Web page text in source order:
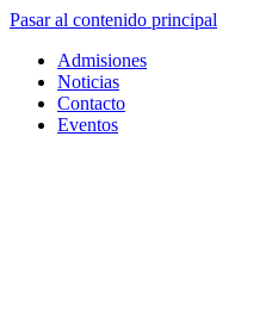
Pasar al contenido principal
Admisiones
Noticias
Contacto
Eventos